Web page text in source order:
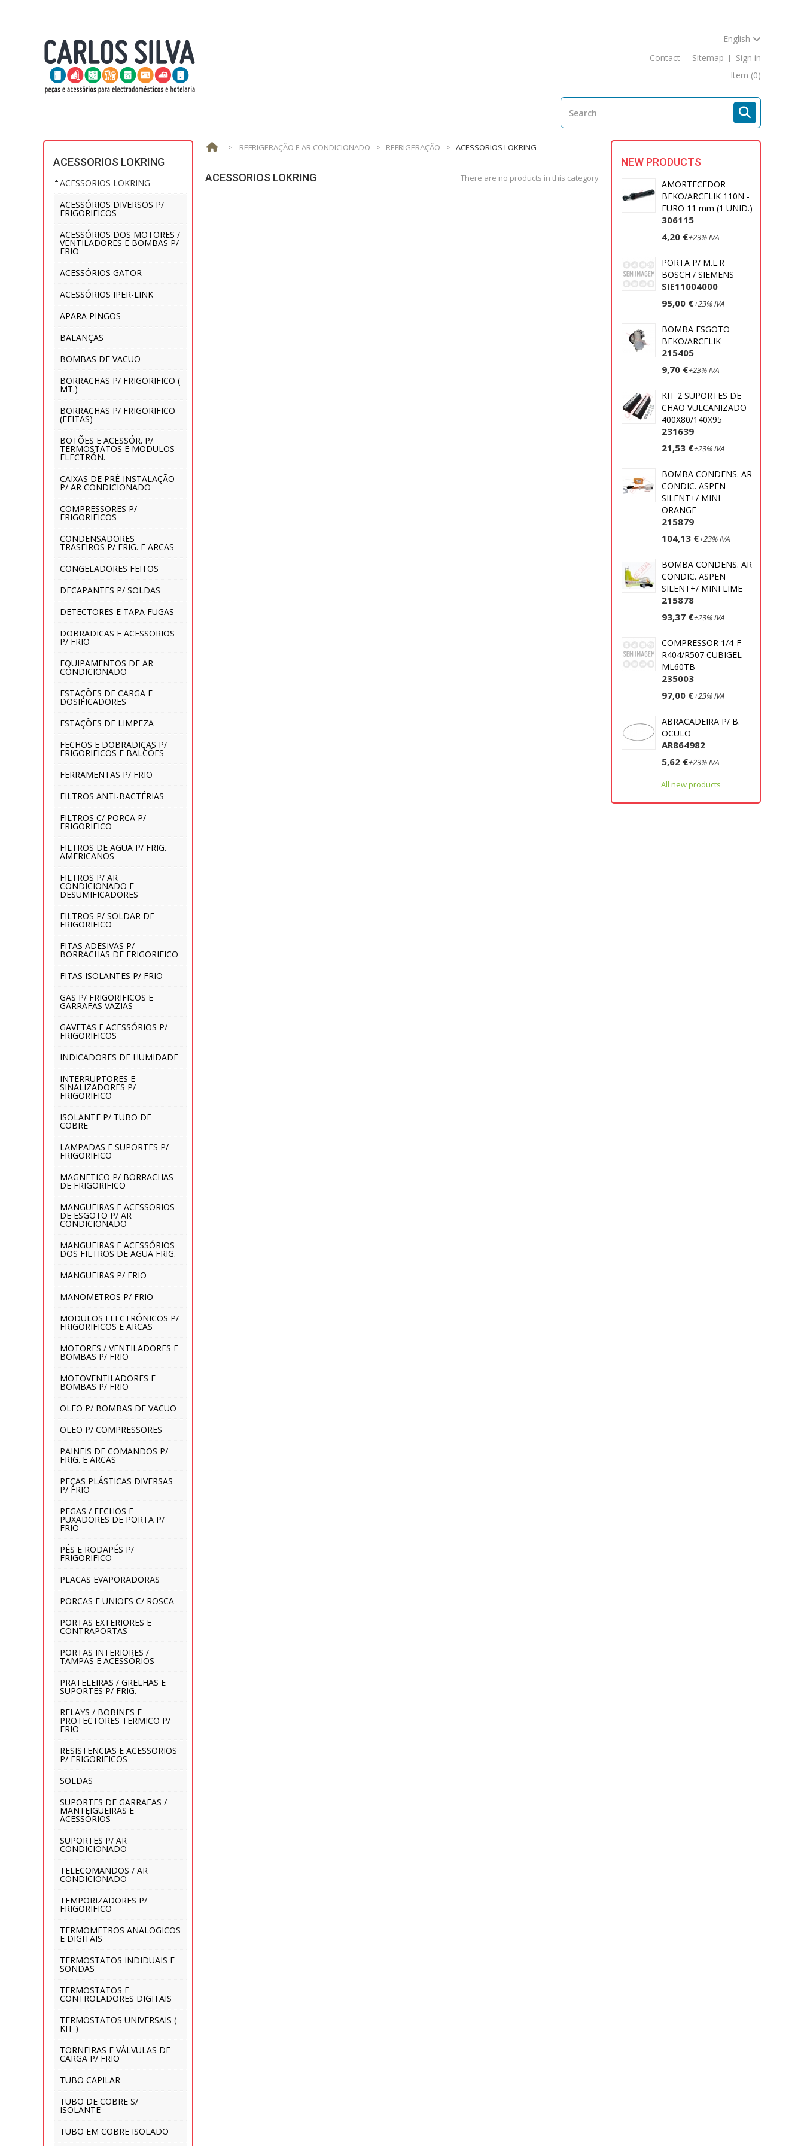
English
Sign in
Contact
Sitemap
Item (0)
ACESSORIOS LOKRING
ACESSORIOS LOKRING
ACESSÓRIOS DIVERSOS P/
FRIGORIFICOS
ACESSÓRIOS DOS MOTORES /
VENTILADORES E BOMBAS P/
FRIO
ACESSÓRIOS GATOR
ACESSÓRIOS IPER-LINK
APARA PINGOS
BALANÇAS
BOMBAS DE VACUO
BORRACHAS P/ FRIGORIFICO (
MT.)
BORRACHAS P/ FRIGORIFICO
(FEITAS)
BOTÕES E ACESSÓR. P/
TERMOSTATOS E MODULOS
ELECTRÓN.
CAIXAS DE PRÉ-INSTALAÇÃO
P/ AR CONDICIONADO
COMPRESSORES P/
FRIGORIFICOS
CONDENSADORES
TRASEIROS P/ FRIG. E ARCAS
CONGELADORES FEITOS
DECAPANTES P/ SOLDAS
DETECTORES E TAPA FUGAS
DOBRADICAS E ACESSORIOS
P/ FRIO
EQUIPAMENTOS DE AR
CONDICIONADO
ESTAÇÕES DE CARGA E
DOSIFICADORES
ESTAÇÕES DE LIMPEZA
FECHOS E DOBRADIÇAS P/
FRIGORIFICOS E BALCÕES
FERRAMENTAS P/ FRIO
FILTROS ANTI-BACTÉRIAS
FILTROS C/ PORCA P/
FRIGORIFICO
FILTROS DE AGUA P/ FRIG.
AMERICANOS
FILTROS P/ AR
CONDICIONADO E
DESUMIFICADORES
FILTROS P/ SOLDAR DE
FRIGORIFICO
FITAS ADESIVAS P/
BORRACHAS DE FRIGORIFICO
FITAS ISOLANTES P/ FRIO
GAS P/ FRIGORIFICOS E
GARRAFAS VAZIAS
GAVETAS E ACESSÓRIOS P/
FRIGORIFICOS
INDICADORES DE HUMIDADE
INTERRUPTORES E
SINALIZADORES P/
FRIGORIFICO
ISOLANTE P/ TUBO DE
COBRE
LAMPADAS E SUPORTES P/
FRIGORIFICO
MAGNETICO P/ BORRACHAS
DE FRIGORIFICO
MANGUEIRAS E ACESSORIOS
DE ESGOTO P/ AR
CONDICIONADO
MANGUEIRAS E ACESSÓRIOS
DOS FILTROS DE AGUA FRIG.
MANGUEIRAS P/ FRIO
MANOMETROS P/ FRIO
MODULOS ELECTRÓNICOS P/
FRIGORIFICOS E ARCAS
MOTORES / VENTILADORES E
BOMBAS P/ FRIO
MOTOVENTILADORES E
BOMBAS P/ FRIO
OLEO P/ BOMBAS DE VACUO
OLEO P/ COMPRESSORES
PAINEIS DE COMANDOS P/
FRIG. E ARCAS
PEÇAS PLÁSTICAS DIVERSAS
P/ FRIO
PEGAS / FECHOS E
PUXADORES DE PORTA P/
FRIO
PÉS E RODAPÉS P/
FRIGORIFICO
PLACAS EVAPORADORAS
PORCAS E UNIOES C/ ROSCA
PORTAS EXTERIORES E
CONTRAPORTAS
PORTAS INTERIORES /
TAMPAS E ACESSÓRIOS
PRATELEIRAS / GRELHAS E
SUPORTES P/ FRIG.
RELAYS / BOBINES E
PROTECTORES TERMICO P/
FRIO
RESISTENCIAS E ACESSORIOS
P/ FRIGORIFICOS
SOLDAS
SUPORTES DE GARRAFAS /
MANTEIGUEIRAS E
ACESSÓRIOS
SUPORTES P/ AR
CONDICIONADO
TELECOMANDOS / AR
CONDICIONADO
TEMPORIZADORES P/
FRIGORIFICO
TERMOMETROS ANALOGICOS
E DIGITAIS
TERMOSTATOS INDIDUAIS E
SONDAS
TERMOSTATOS E
CONTROLADORES DIGITAIS
TERMOSTATOS UNIVERSAIS (
KIT )
TORNEIRAS E VÁLVULAS DE
CARGA P/ FRIO
TUBO CAPILAR
TUBO DE COBRE S/
ISOLANTE
TUBO EM COBRE ISOLADO
> REFRIGERAÇÃO E AR CONDICIONADO > REFRIGERAÇÃO > ACESSORIOS LOKRING
ACESSORIOS LOKRING There are no products in this category
NEW PRODUCTS
AMORTECEDOR
BEKO/ARCELIK 110N -
FURO 11 mm (1 UNID.)
306115
4,20 €+23% IVA
PORTA P/ M.L.R
BOSCH / SIEMENS
SIE11004000
95,00 €+23% IVA
BOMBA ESGOTO
BEKO/ARCELIK
215405
9,70 €+23% IVA
KIT 2 SUPORTES DE
CHAO VULCANIZADO
400X80/140X95
231639
21,53 €+23% IVA
BOMBA CONDENS. AR
CONDIC. ASPEN
SILENT+/ MINI
ORANGE
215879
104,13 €+23% IVA
BOMBA CONDENS. AR
CONDIC. ASPEN
SILENT+/ MINI LIME
215878
93,37 €+23% IVA
COMPRESSOR 1/4-F
R404/R507 CUBIGEL
ML60TB
235003
97,00 €+23% IVA
ABRACADEIRA P/ B.
OCULO
AR864982
5,62 €+23% IVA
All new products